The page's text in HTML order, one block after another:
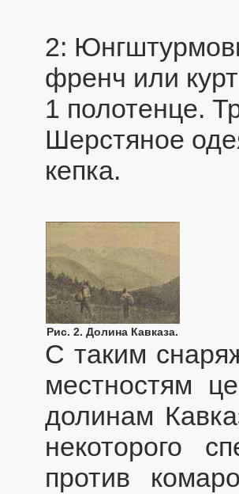
2:
френч или
1 полотенце.
Шерстяное
кепка.
Рис. 2. Долина Кавказа.
С таким
местностям
долинам
некоторого
против